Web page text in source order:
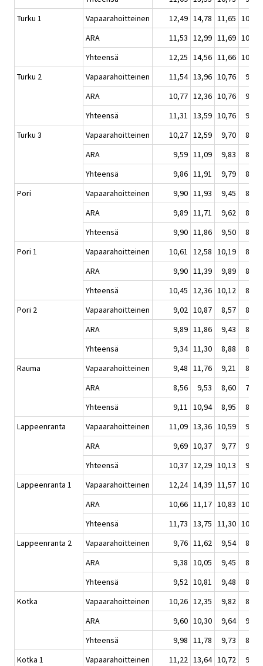
Turku 1
Vapaarahoitteinen 12,49 14,78 11,65 10,27
ARA
11,53 12,99 11,69 10,59
Yhteensä
12,25 14,56 11,66 10,38
Turku 2
Vapaarahoitteinen 11,54 13,96 10,76
9,48
ARA
10,77 12,36 10,76
9,49
Yhteensä
11,31 13,59 10,76
9,49
Turku 3
Vapaarahoitteinen 10,27 12,59 9,70
8,93
ARA
9,59 11,09 9,83
8,73
Yhteensä
9,86 11,91 9,79
8,79
Pori
Vapaarahoitteinen 9,90 11,93 9,45
8,42
ARA
9,89 11,71 9,62
8,35
Yhteensä
9,90 11,86 9,50
8,40
Pori 1
Vapaarahoitteinen 10,61 12,58 10,19
8,68
ARA
9,90 11,39 9,89
8,71
Yhteensä
10,45 12,36 10,12
8,69
Pori 2
Vapaarahoitteinen 9,02 10,87 8,57
8,16
ARA
9,89 11,86 9,43
8,09
Yhteensä
9,34 11,30 8,88
8,13
Rauma
Vapaarahoitteinen 9,48 11,76 9,21
8,19
ARA
8,56 9,53 8,60
7,90
Yhteensä
9,11 10,94 8,95
8,07
Lappeenranta
Vapaarahoitteinen 11,09 13,36 10,59
9,31
ARA
9,69 10,37 9,77
9,21
Yhteensä
10,37 12,29 10,13
9,25
Lappeenranta 1
Vapaarahoitteinen 12,24 14,39 11,57 10,11
ARA
10,66 11,17 10,83 10,04
Yhteensä
11,73 13,75 11,30 10,08
Lappeenranta 2
Vapaarahoitteinen 9,76 11,62 9,54
8,65
ARA
9,38 10,05 9,45
8,96
Yhteensä
9,52 10,81 9,48
8,84
Kotka
Vapaarahoitteinen 10,26 12,35 9,82
8,62
ARA
9,60 10,30 9,64
9,13
Yhteensä
9,98 11,78 9,73
8,84
Kotka 1
Vapaarahoitteinen 11,22 13,64 10,72
9,03